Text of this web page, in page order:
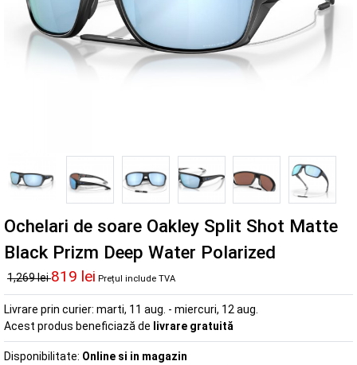
Ochelari de soare Oakley Split Shot Matte
Black Prizm Deep Water Polarized
1,269 lei819 lei Prețul include TVA
Livrare prin curier: marti, 11 aug. - miercuri, 12 aug.
Acest produs beneficiază de livrare gratuită
Disponibilitate: Online si in magazin